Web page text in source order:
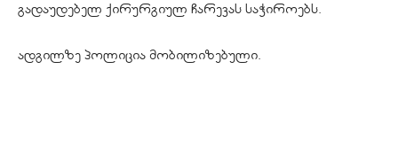
გადაუდებელ ქირურგიულ ჩარევას საჭიროებს.
ადგილზე პოლიცია მობილიზებული.